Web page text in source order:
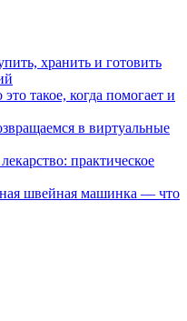
хранить и готовить
такое, когда помогает и
в виртуальные
практическое
швейная машинка — что